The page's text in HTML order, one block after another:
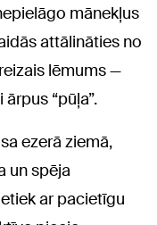
mānekļus
attālināties no
lēmums —
“pūļa”.
ezerā ziemā,
un spēja
ar pacietīgu